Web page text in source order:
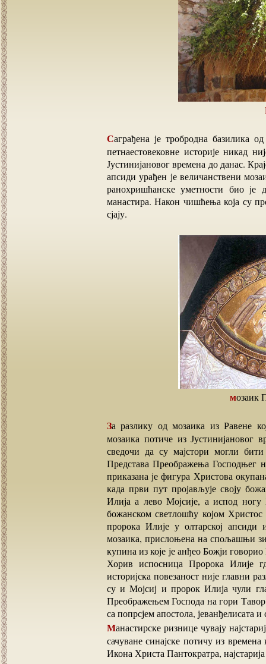
Саграђена је тробродна базилика од црвеног гранита са околних брда која током своје
петнаестовековне историје никад
Јустинијановог времена до данас.
апсиди урађен је величанствени
ранохришћанске уметности био је
манастира. Након чишћења која су
сјају.
За разлику од мозаика из Равене који су постепено обнављани, свака коцка синајског
мозаика потиче из Јустинијановог
сведочи да су мајстори могли
Представа Преображења Господњег
приказана је фигура Христова
када први пут пројављује своју
Илија а лево Мојсије, а испод
божанском светлошћу којом
пророка Илије у олтарској апсиди
мозаика, прислоњена на спољашњи
купина из које је анђео Божји
Хорив испосница Пророка Илије
историјска повезаност није главни
су и Мојсиј и пророк Илија чули
Преображењем Господа на гори
са попрсјем апостола, јеванђелисата
Манастирске ризнице чувају најстарије енкаустичне иконе које су се израђивале до VII в. а
сачуване синајске потичу из
Икона Христа Пантократра,